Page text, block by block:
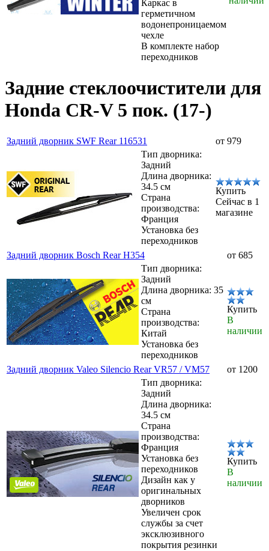
Каркас в
герметичном
водонепроницаемом
чехле
В комплекте набор
переходников
Задние стеклоочистители для
Honda CR-V 5 пок. (17-)
Задний дворник SWF Rear 116531
от 979
Тип дворника:
Задний
Длина дворника:
34.5 см
Страна
производства:
Франция
Установка без
переходников
Купить
Сейчас в 1
магазине
Задний дворник Bosch Rear H354
от 685
Тип дворника:
Задний
Длина дворника: 35
см
Страна
производства:
Китай
Установка без
переходников
Купить
В
наличии
Задний дворник Valeo Silencio Rear VR57 / VM57
от 1200
Тип дворника:
Задний
Длина дворника:
34.5 см
Страна
производства:
Франция
Установка без
переходников
Дизайн как у
оригинальных
дворников
Увеличен срок
службы за счет
эксклюзивного
покрытия резинки
Купить
В
наличии